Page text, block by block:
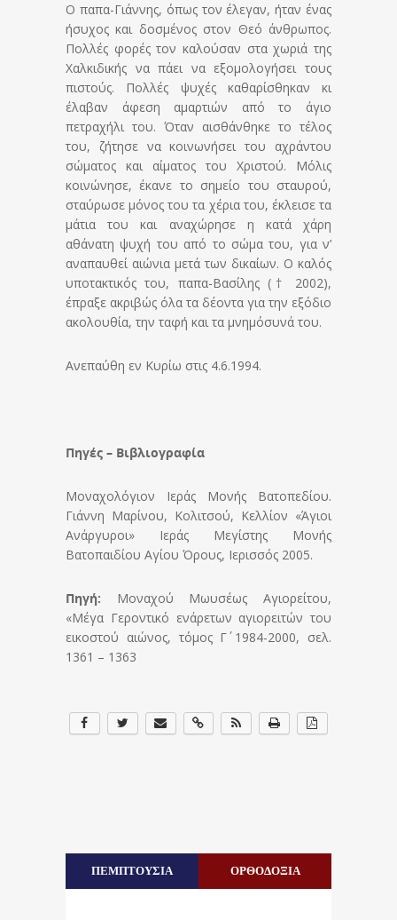
Ο παπα-Γιάννης, όπως τον έλεγαν, ήταν ένας
ήσυχος και δοσμένος στον Θεό άνθρωπος.
Πολλές φορές τον καλούσαν στα χωριά της
Χαλκιδικής να πάει να εξομολογήσει τους
πιστούς. Πολλές ψυχές καθαρίσθηκαν κι
έλαβαν άφεση αμαρτιών από το άγιο
πετραχήλι του. Όταν αισθάνθηκε το τέλος
του, ζήτησε να κοινωνήσει του αχράντου
σώματος και αίματος του Χριστού. Μόλις
κοινώνησε, έκανε το σημείο του σταυρού,
σταύρωσε μόνος του τα χέρια του, έκλεισε τα
μάτια του και αναχώρησε η κατά χάρη
αθάνατη ψυχή του από το σώμα του, για ν’
αναπαυθεί αιώνια μετά των δικαίων. Ο καλός
υποτακτικός του, παπα-Βασίλης († 2002),
έπραξε ακριβώς όλα τα δέοντα για την εξόδιο
ακολουθία, την ταφή και τα μνημόσυνά του.
Ανεπαύθη εν Κυρίω στις 4.6.1994.
Πηγές – Βιβλιογραφία
Μοναχολόγιον Ιεράς Μονής Βατοπεδίου.
Γιάννη Μαρίνου, Κολιτσού, Κελλίον «Άγιοι
Ανάργυροι» Ιεράς Μεγίστης Μονής
Βατοπαιδίου Αγίου Όρους, Ιερισσός 2005.
Πηγή: Μοναχού Μωυσέως Αγιορείτου,
«Μέγα Γεροντικό ενάρετων αγιορειτών του
εικοστού αιώνος, τόμος Γ΄ 1984-2000, σελ.
1361 – 1363
ΠΕΜΠΤΟΥΣΙΑ ΟΡΘΟΔΟΞΙΑ